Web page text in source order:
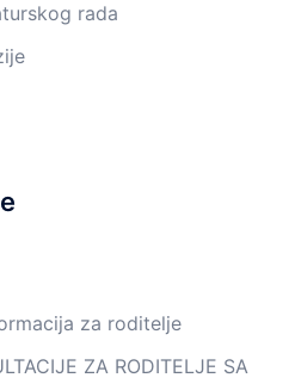
rada
za roditelje
ZA RODITELJE SA